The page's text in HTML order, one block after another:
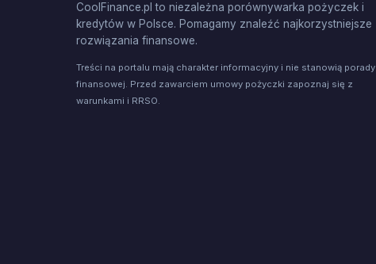
CoolFinance.pl to niezależna porównywarka pożyczek i
kredytów w Polsce. Pomagamy znaleźć najkorzystniejsze
rozwiązania finansowe.
Treści na portalu mają charakter informacyjny i nie stanowią porady
finansowej. Przed zawarciem umowy pożyczki zapoznaj się z
warunkami i RRSO.